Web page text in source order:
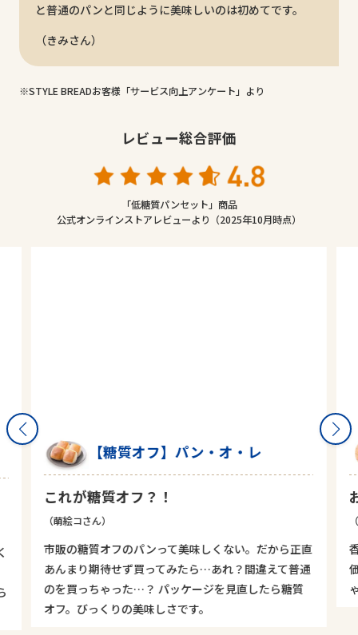
と普通のパンと同じように美味しいのは初めてです。
（きみさん）
※STYLE BREADお客様「サービス向上アンケート」より
レビュー総合評価
「低糖質パンセット」商品
公式オンラインストアレビューより（2025年10月時点）
グラハムファイン
お気に入り
（みみみさん）
香ばしくて全粒粉の粒々した舌触りも好きです。栄養
価が高いとのことなので罪悪感なくパクパク食べれち
ゃいます。
お得なセットで